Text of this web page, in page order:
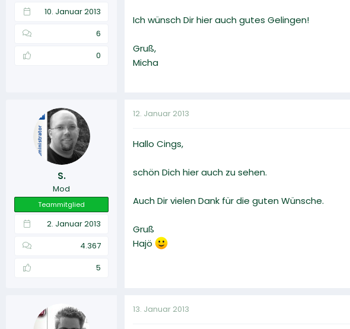
10. Januar 2013
6
0
Ich wünsch Dir hier auch gutes Gelingen!
Gruß,
Micha
S.
Mod
Teammitglied
2. Januar 2013
4.367
5
12. Januar 2013
Hallo Cings,
schön Dich hier auch zu sehen.
Auch Dir vielen Dank für die guten Wünsche.
Gruß
Hajö
13. Januar 2013